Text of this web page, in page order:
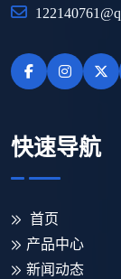
快速导航
首页
产品中心
新闻动态